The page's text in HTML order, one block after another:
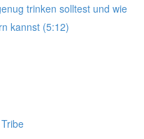
trinken solltest und wie
kannst (5:12)